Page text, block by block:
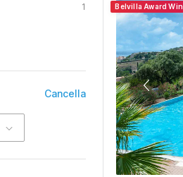
1
Cancella
Belvilla Award